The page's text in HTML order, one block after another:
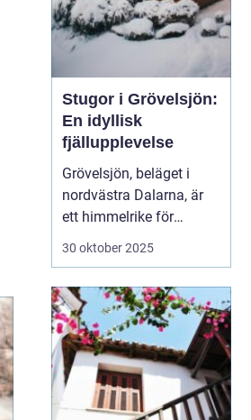
Stugor i Grövelsjön:
En idyllisk
fjällupplevelse
Grövelsjön, beläget i
nordvästra Dalarna, är
ett himmelrike för
friluftsälskare och
spektakulära fjällmiljö
och rikliga utbud av
aktivite...
30 oktober 2025